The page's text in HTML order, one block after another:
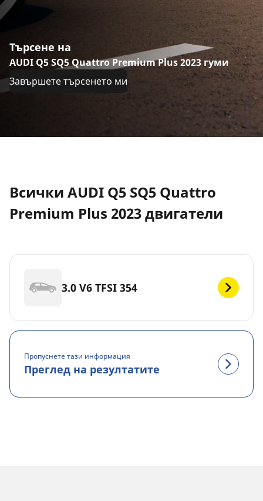
Търсене на
AUDI Q5 SQ5 Quattro Premium Plus 2023 гуми
Завършете търсенето ми
Всички AUDI Q5 SQ5 Quattro
Premium Plus 2023 двигатели
3.0 V6 TFSI 354
Пропуснете тази информация
Преглед на резултатите